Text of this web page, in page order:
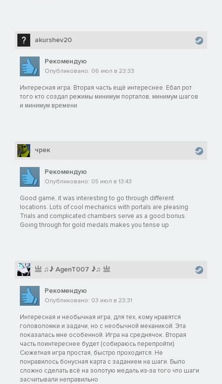
akurshev20
Рекомендую
Опубликовано: 06 июл в 23:33
Интересная игра. Вторая часть ещё интереснее. Ебал рот
того кто создал режимы минимум порталов, минимум шагов
и минимум времени
чрек
Рекомендую
Опубликовано: 05 июл в 13:43
Good game, it was interesting to go through different
locations. Lots of cool mechanics with portals are pleasing
Trials and complicated chambers serve as a good bonus.
Going through for gold medals makes you tense up
亗 ♫♪ AgenT007 ♪♫ 亗
Рекомендую
Опубликовано: 03 июл в 23:31
Интересная и необычная игра, для тех, кому нравятся
головоломки и задачи, но с необычной механикой. Эта
показалась мне особенной. Игра на среднячок. Вторая
часть поинтереснее будет (собираюсь перепройти).
Сюжетная игра простая, быстро проходится. Не
понравилось бонусная карта с заданием на шаги. Было
сложно сделать всё на золотую медаль из-за того что шаги
засчитывали неправильно